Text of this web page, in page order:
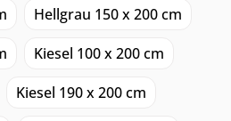
Hellgrau 150 x 200 cm
Kiesel 100 x 200 cm
Kiesel 190 x 200 cm